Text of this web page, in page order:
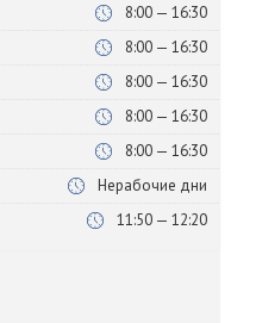
8:00 — 16:30
8:00 — 16:30
8:00 — 16:30
8:00 — 16:30
8:00 — 16:30
Нерабочие дни
11:50 — 12:20